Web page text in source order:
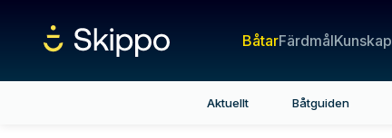
BåtarFärdmålKunskap
Aktuellt Båtguiden